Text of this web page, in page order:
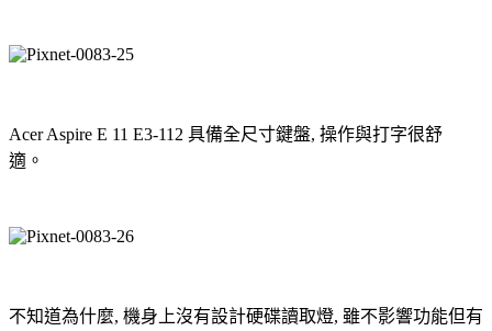
Acer Aspire E 11 E3-112 具備全尺寸鍵盤, 操作與打字很舒
適。
不知道為什麼, 機身上沒有設計硬碟讀取燈, 雖不影響功能但有